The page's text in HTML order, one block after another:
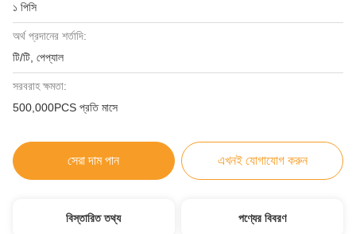
১ পিসি
অর্থ প্রদানের শর্তাদি:
টি/টি, পেপ্যাল
সরবরাহ ক্ষমতা:
500,000PCS প্রতি মাসে
সেরা দাম পান এখনই যোগাযোগ করুন
বিস্তারিত তথ্য পণ্যের বিবরণ